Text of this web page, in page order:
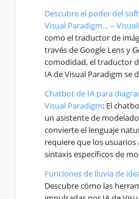
Descubre el poder del
Visual Paradigm… –
como el traductor de
través de Google Lens y
comodidad, el traductor
IA de Visual Paradigm se
Chatbot de IA para
Visual Paradigm: El
un asistente de
convierte el lenguaje
requiere que los
sintaxis específicos de
Funciones de lluvia de
Descubre cómo las